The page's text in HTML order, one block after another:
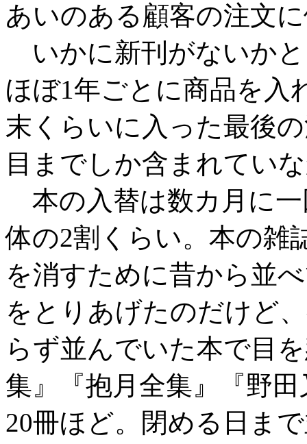
あいのある顧客の注文
いかに新刊がないか
ほぼ1年ごとに商品を入
末くらいに入った最後
目までしか含まれてい
本の入替は数カ月に
体の2割くらい。本の雑
を消すために昔から並
をとりあげたのだけど
らず並んでいた本で目
集』『抱月全集』『野
20冊ほど。閉める日ま